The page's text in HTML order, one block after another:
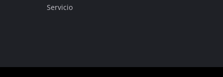
Servicio